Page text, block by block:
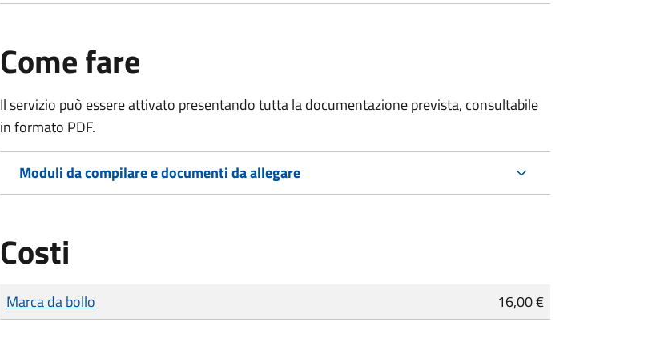
Come fare
Il servizio può essere attivato presentando tutta la documentazione prevista, consultabile
in formato PDF.
Moduli da compilare e documenti da allegare
Costi
Tipo di pagamento
Importo
Marca da bollo 16,00 €